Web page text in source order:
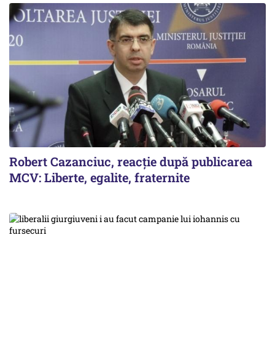
Robert Cazanciuc, reacţie după publicarea
MCV: Liberte, egalite, fraternite